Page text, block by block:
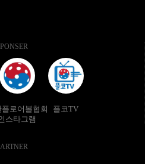
로어볼협회
스타그램
플코TV